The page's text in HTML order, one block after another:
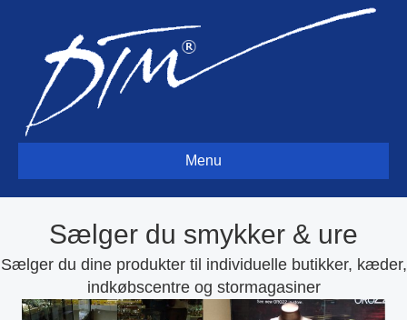
Menu
Sælger du smykker & ure
Sælger du dine produkter til individuelle butikker, kæder,
indkøbscentre og stormagasiner